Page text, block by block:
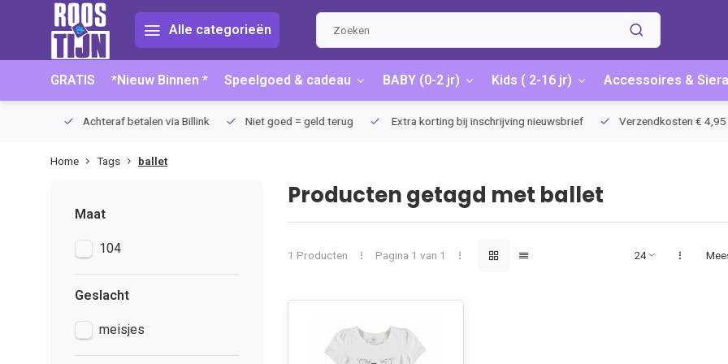
Alle categorieën
GRATIS *Nieuw Binnen * Speelgoed & cadeau BABY (0-2 jr) Kids ( 2-16 jr) Accessoires &
Achteraf betalen via Billink Niet goed = geld terug Extra korting bij inschrijving nieuwsbrief Verzendkosten € 4,95 /
Home Tags ballet
Maat
104
Geslacht
meisjes
Producten getagd met ballet
1 Producten Pagina 1 van 1